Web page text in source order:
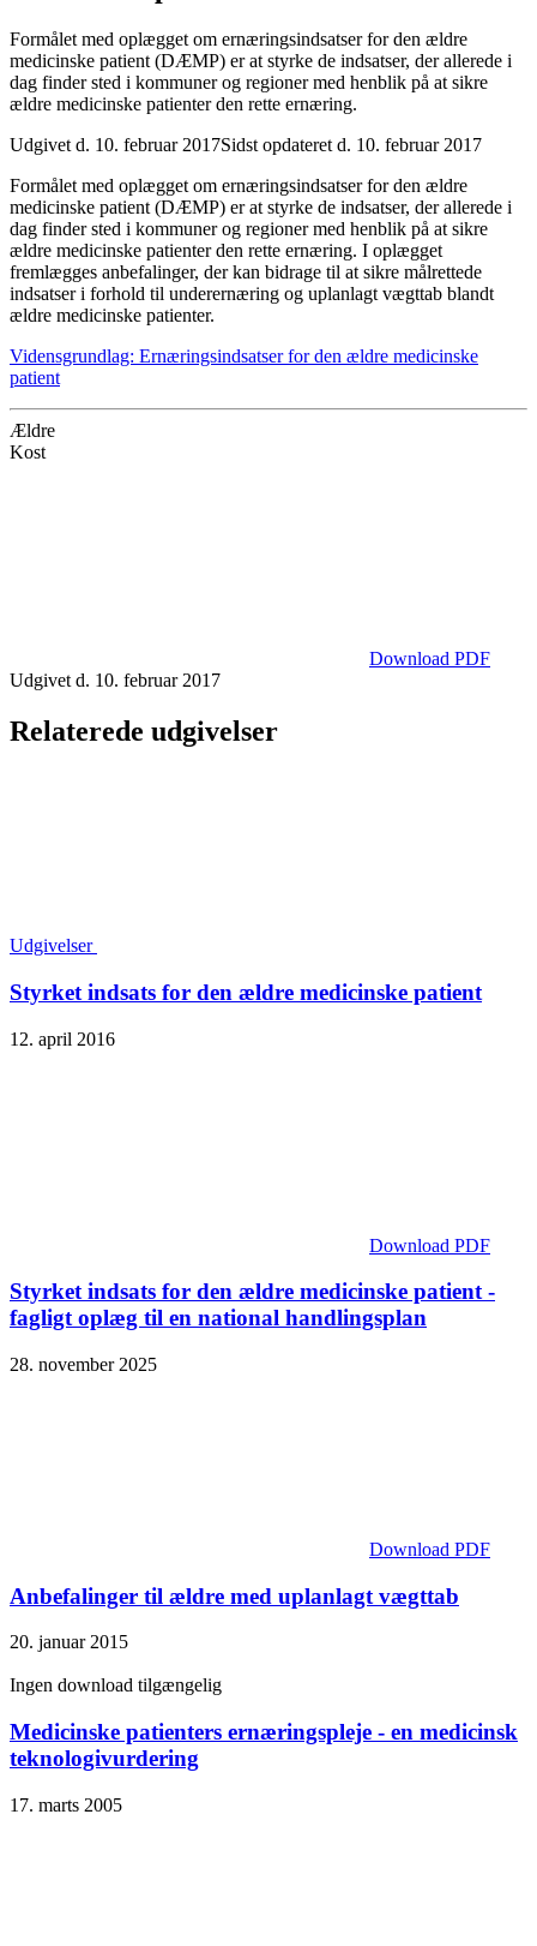
Formålet med oplægget om ernæringsindsatser for den ældre
medicinske patient (DÆMP) er at styrke de indsatser, der allerede i
dag finder sted i kommuner og regioner med henblik på at sikre
ældre medicinske patienter den rette ernæring.
Udgivet d. 10. februar 2017Sidst opdateret d. 10. februar 2017
Formålet med oplægget om ernæringsindsatser for den ældre
medicinske patient (DÆMP) er at styrke de indsatser, der allerede i
dag finder sted i kommuner og regioner med henblik på at sikre
ældre medicinske patienter den rette ernæring. I oplægget
fremlægges anbefalinger, der kan bidrage til at sikre målrettede
indsatser i forhold til underernæring og uplanlagt vægttab blandt
ældre medicinske patienter.
Vidensgrundlag: Ernæringsindsatser for den ældre medicinske
patient
Ældre
Kost
Download PDF
Udgivet d. 10. februar 2017
Relaterede udgivelser
Udgivelser
Styrket indsats for den ældre medicinske patient
12. april 2016
Download PDF
Styrket indsats for den ældre medicinske patient -
fagligt oplæg til en national handlingsplan
28. november 2025
Download PDF
Anbefalinger til ældre med uplanlagt vægttab
20. januar 2015
Ingen download tilgængelig
Medicinske patienters ernæringspleje - en medicinsk
teknologivurdering
17. marts 2005